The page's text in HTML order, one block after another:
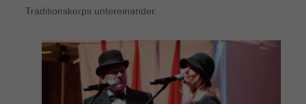
Traditionskorps untereinander.